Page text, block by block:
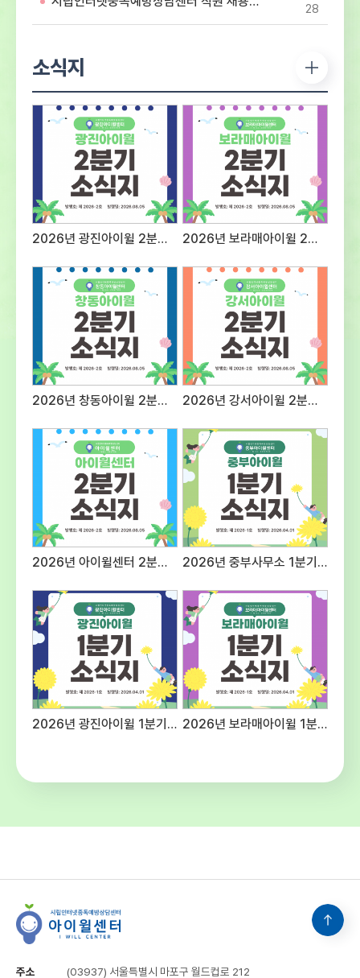
첨부되어진 양식에 기입하여 제출 서류전형 및
서류심사 합격자 발표 – 2026년 8월 14일
전문성 정도40직무 수행 능력담당 직무를
수행 할 수 있는 경험과 능력의 정도40지원
적합성경력사항, 교육 및 훈련사항, 지원동기
및 장래포부 등 종합평가20※ 서류심사
동점자는 1. 경력이 많은 순, 2. 자격증의
급수가 높은 순으로 우선순위를 결정한다.※
면접대상자는 채용인원의 3배수로 한다.(단
접수인원 및 채용상황에 따라 조정 가능) ○
2차 : 면접전형 – 2026년 8월 중
자세지원동기 및 예절 등의 태도20표현력질문
대응 능력 등 종합적 표현력20전문성근무경력,
자격증, 관련분야 경험 등의
전문성30사회성조직문화 적응도 및 기타
대인관계성30 3. 접수방법 및 제출서류○
접수방법 : E-mail 제출 1) 메일주소:
admin@iwill.or.kr 2) 파일명은 ‘응시분야-
성명’으로 명시 (예) 상담팀 팀원-홍길동○
자기소개서 1부(A4 용지 2매 이내) 3)
개인정보제공 동의서 1부(첨부양식 활용,
서명하여 스캔 후 파일첨부)※ (최종합격자
제출서류) 주민등록등본, 경력증명서, 자격증
사본, 최종학교 졸업증명서, 채용신체검사서
(채용 전) 성범죄, 아동학대 전력 조회 결과 등
추후 안내 4. 근무조건 및 근무지
응시분야근무지급여조건근무시간상담팀
팀원시립인터넷중독예방상담센터
보라매사무소(서울시 동작구 여의대방로20길
61 슬기동 201호)서울시 청소년시설
예산편성기준에 의함주5일, 40시간(근무
여건에 따라 출퇴근 시간을 탄력적으로 적용할
수 있음) ○ 공통사항 - 후생복지 : 국민연금,
건강보험, 산재 및 고용보험 4대보험 가입 -
수습기간 : 채용일로부터 3개월(수습기간 종료
기타사항 : 내부 보직 발령 및 업무분장은 근무
주시고 연락처를 반드시 기재해주십시오.○
사정에 의해 변경될 수 있으며 변경될 경우
개별적으로 통지합니다. 6. 문의 :
28
소식지
2026년 광진아이윌 2분기 소식지 2026년 보라매아이윌 2분기 소식지
2026년 창동아이윌 2분기 소식지 2026년 강서아이윌 2분기 소식지
2026년 아이윌센터 2분기 소식지 2026년 중부사무소 1분기 소식지
2026년 광진아이윌 1분기 소식지 2026년 보라매아이윌 1분기 소식지
주소 (03937) 서울특별시 마포구 월드컵로 212